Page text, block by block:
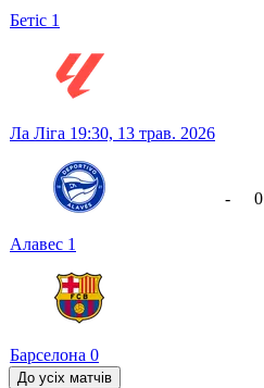
Бетіс 1
Ла Ліга 19:30, 13 трав. 2026
Алавес 1
Барселона 0
- 0
До усіх матчів